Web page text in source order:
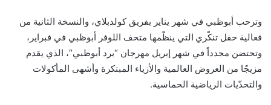
وترحب أبوظبي في شهر يناير بفريقكولدبلاي، والنسخة الثانية من
فعالية حفل تنكّري التي ينظّمها متحف اللوفر أبوظبي في فبراير ،
وتحتضن مجدداً في شهر إبر يل مهرجان “برد أبوظبي“، الذي يقدم
مزيجًا من العروض العالمية والأزياء المبتكرة وأشهى المأكولات
والتحدّيات الرياضية الحماسية.